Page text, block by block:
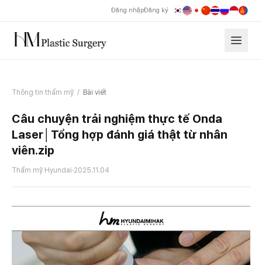
Đăng nhậpĐăng ký
Thông tin thẩm mỹ / Bài viết
Câu chuyện trải nghiệm thực tế Onda
Laser│Tổng hợp đánh giá thật từ nhân
viên.zip
Thẩm mỹ Hyundai·2025.11.04